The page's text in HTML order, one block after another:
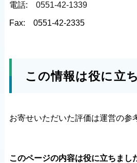
電話: 0551-42-1339
Fax: 0551-42-2335
この情報は役に立
お寄せいただいた評価は運営の参
このページの内容は役に立ちまし